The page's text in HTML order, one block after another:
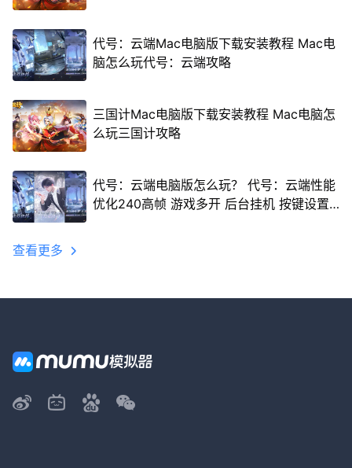
代号：云端Mac电脑版下载安装教程 Mac电
脑怎么玩代号：云端攻略
三国计Mac电脑版下载安装教程 Mac电脑怎
么玩三国计攻略
代号：云端电脑版怎么玩？ 代号：云端性能
优化240高帧 游戏多开 后台挂机 按键设置
查看更多